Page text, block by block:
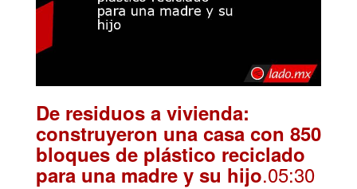
De residuos a vivienda:
construyeron una casa con 850
bloques de plástico reciclado
para una madre y su hijo.05:30